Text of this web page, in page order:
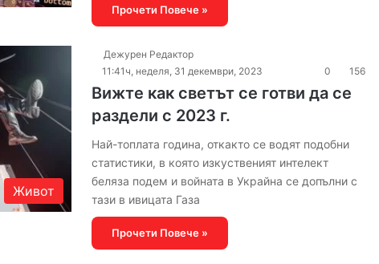
Прочети Повече »
Живот
Дежурен Редактор
11:41ч, неделя, 31 декември, 2023
0 156
Вижте как светът се готви да се
раздели с 2023 г.
Най-топлата година, откакто се водят подобни
статистики, в която изкуственият интелект
беляза подем и войната в Украйна се допълни с
тази в ивицата Газа
Прочети Повече »